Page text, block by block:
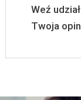
Weź
Twoja